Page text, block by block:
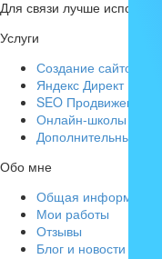
Для связи лучше
Услуги
Создание сайтов
Яндекс Директ
SEO Продвижение
Онлайн-школы
Дополнительные IT-
Обо мне
Общая информация
Мои работы
Отзывы
Блог и новости